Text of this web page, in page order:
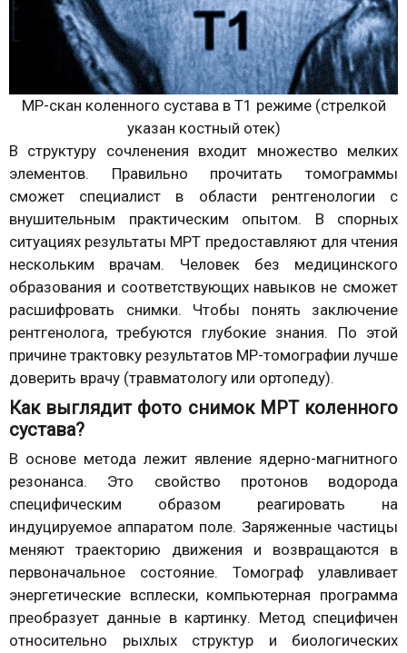
МР-скан коленного сустава в Т1 режиме (стрелкой
указан костный отек)
В структуру сочленения входит множество мелких
элементов. Правильно прочитать томограммы
сможет специалист в области рентгенологии с
внушительным практическим опытом. В спорных
ситуациях результаты МРТ предоставляют для чтения
нескольким врачам. Человек без медицинского
образования и соответствующих навыков не сможет
расшифровать снимки. Чтобы понять заключение
рентгенолога, требуются глубокие знания. По этой
причине трактовку результатов МР-томографии лучше
доверить врачу (травматологу или ортопеду).
Как выглядит фото снимок МРТ коленного
сустава?
В основе метода лежит явление ядерно-магнитного
резонанса. Это свойство протонов водорода
специфическим образом реагировать на
индуцируемое аппаратом поле. Заряженные частицы
меняют траекторию движения и возвращаются в
первоначальное состояние. Томограф улавливает
энергетические всплески, компьютерная программа
преобразует данные в картинку. Метод специфичен
относительно рыхлых структур и биологических